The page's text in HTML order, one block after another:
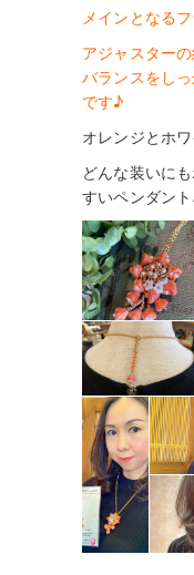
メインとなる
アジャスター
バランスをし
です♪
オレンジとホ
どんな装いに
すいペンダン